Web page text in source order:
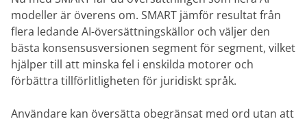
modeller är överens om. SMART jämför resultat från
flera ledande AI-översättningskällor och väljer den
bästa konsensusversionen segment för segment, vilket
hjälper till att minska fel i enskilda motorer och
förbättra tillförlitligheten för juridiskt språk.
Användare kan översätta obegränsat med ord utan att